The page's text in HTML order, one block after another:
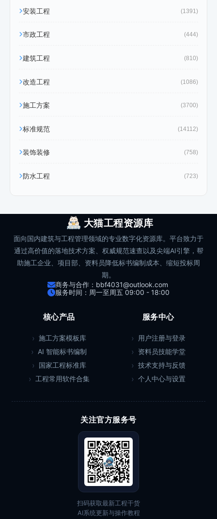
安装工程 (1391)
市政工程 (444)
建筑工程 (810)
改造工程 (1086)
施工方案 (3700)
标准规范 (14112)
装饰装修 (758)
防水工程 (723)
大猫工程资源库
面向国内建筑与工程管理领域的专业数字化资源库。平台致力于
通过高价值的落地技术方案、权威规范速查以及尖端AI引擎，帮
助施工企业、项目部、资料员降低标书编制成本、缩短投标周
期。
商务与合作：bbf4031@outlook.com
服务时间：周一至周五 09:00 - 18:00
核心产品
施工方案模板库
AI 智能标书编制
国家工程标准库
工程常用软件合集
服务中心
用户注册与登录
资料员技能学堂
技术支持与反馈
个人中心与设置
关注官方服务号
扫码获取最新工程干货
AI系统更新与操作教程